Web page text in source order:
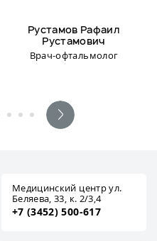
Рустамов Рафаил
Рустамович
Врач-офтальмолог
Медицинский центр ул.
Беляева, 33, к. 2/3,4
+7 (3452) 500-617